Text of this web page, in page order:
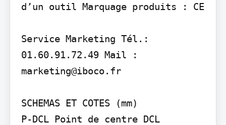
d’un outil Marquage produits : CE
Service Marketing Tél.:
01.60.91.72.49 Mail :
marketing@iboco.fr
SCHEMAS ET COTES (mm)
P-DCL Point de centre DCL